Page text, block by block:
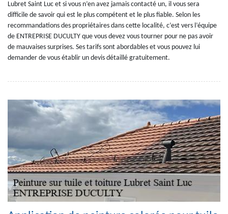
Lubret Saint Luc et si vous n’en avez jamais contacté un, il vous sera
difficile de savoir qui est le plus compétent et le plus fiable. Selon les
recommandations des propriétaires dans cette localité, c’est vers l’équipe
de ENTREPRISE DUCULTY que vous devez vous tourner pour ne pas avoir
de mauvaises surprises. Ses tarifs sont abordables et vous pouvez lui
demander de vous établir un devis détaillé gratuitement.